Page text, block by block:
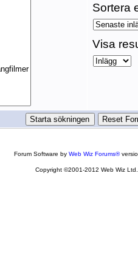
Sortera
Visa
Forum Software byWeb Wiz Forums®
Copyright ©2001-2012 Web Wiz Ltd.